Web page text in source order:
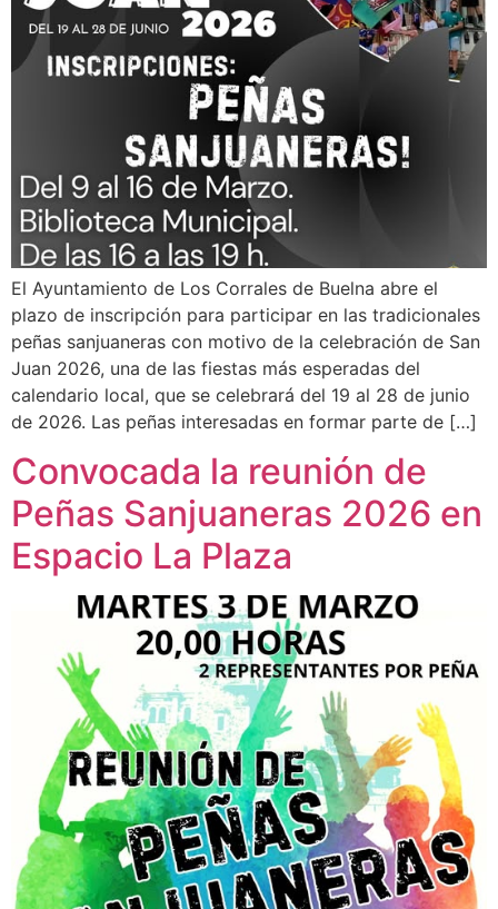
El Ayuntamiento de Los Corrales de Buelna abre el
plazo de inscripción para participar en las tradicionales
peñas sanjuaneras con motivo de la celebración de San
Juan 2026, una de las fiestas más esperadas del
calendario local, que se celebrará del 19 al 28 de junio
de 2026. Las peñas interesadas en formar parte de […]
Convocada la reunión de
Peñas Sanjuaneras 2026 en
Espacio La Plaza